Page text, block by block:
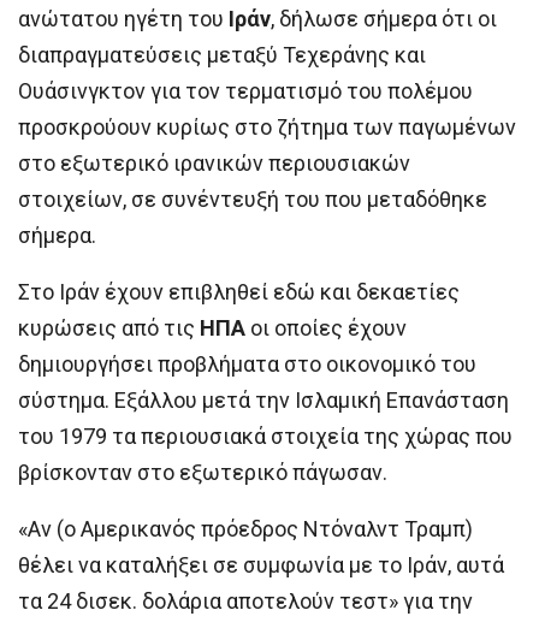
ανώτατου ηγέτη του Ιράν, δήλωσε σήμερα ότι οι
διαπραγματεύσεις μεταξύ Τεχεράνης και
Ουάσινγκτον για τον τερματισμό του πολέμου
προσκρούουν κυρίως στο ζήτημα των παγωμένων
στο εξωτερικό ιρανικών περιουσιακών
στοιχείων, σε συνέντευξή του που μεταδόθηκε
σήμερα.
Στο Ιράν έχουν επιβληθεί εδώ και δεκαετίες
κυρώσεις από τις ΗΠΑ οι οποίες έχουν
δημιουργήσει προβλήματα στο οικονομικό του
σύστημα. Εξάλλου μετά την Ισλαμική Επανάσταση
του 1979 τα περιουσιακά στοιχεία της χώρας που
βρίσκονταν στο εξωτερικό πάγωσαν.
«Αν (ο Αμερικανός πρόεδρος Ντόναλντ Τραμπ)
θέλει να καταλήξει σε συμφωνία με το Ιράν, αυτά
τα 24 δισεκ. δολάρια αποτελούν τεστ» για την